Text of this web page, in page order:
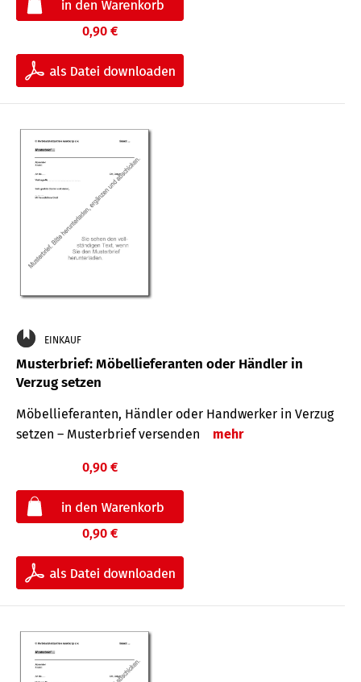
0,90 €
EINKAUF
Musterbrief: Möbellieferanten oder Händler in
Verzug setzen
Möbellieferanten, Händler oder Handwerker in Verzug
setzen – Musterbrief versenden
mehr
0,90 €
0,90 €